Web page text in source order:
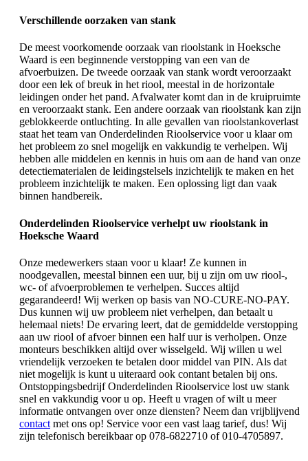
Verschillende oorzaken van stank
De meest voorkomende oorzaak van rioolstank in Hoeksche
Waard is een beginnende verstopping van een van de
afvoerbuizen. De tweede oorzaak van stank wordt veroorzaakt
door een lek of breuk in het riool, meestal in de horizontale
leidingen onder het pand. Afvalwater komt dan in de kruipruimte
en veroorzaakt stank. Een andere oorzaak van rioolstank kan zijn
geblokkeerde ontluchting. In alle gevallen van rioolstankoverlast
staat het team van Onderdelinden Rioolservice voor u klaar om
het probleem zo snel mogelijk en vakkundig te verhelpen. Wij
hebben alle middelen en kennis in huis om aan de hand van onze
detectiematerialen de leidingstelsels inzichtelijk te maken en het
probleem inzichtelijk te maken. Een oplossing ligt dan vaak
binnen handbereik.
Onderdelinden Rioolservice verhelpt uw rioolstank in
Hoeksche Waard
Onze medewerkers staan voor u klaar! Ze kunnen in
noodgevallen, meestal binnen een uur, bij u zijn om uw riool-,
wc- of afvoerproblemen te verhelpen. Succes altijd
gegarandeerd! Wij werken op basis van NO-CURE-NO-PAY.
Dus kunnen wij uw probleem niet verhelpen, dan betaalt u
helemaal niets! De ervaring leert, dat de gemiddelde verstopping
aan uw riool of afvoer binnen een half uur is verholpen. Onze
monteurs beschikken altijd over wisselgeld. Wij willen u wel
vriendelijk verzoeken te betalen door middel van PIN. Als dat
niet mogelijk is kunt u uiteraard ook contant betalen bij ons.
Ontstoppingsbedrijf Onderdelinden Rioolservice lost uw stank
snel en vakkundig voor u op. Heeft u vragen of wilt u meer
informatie ontvangen over onze diensten? Neem dan vrijblijvend
contact met ons op! Service voor een vast laag tarief, dus! Wij
zijn telefonisch bereikbaar op 078-6822710 of 010-4705897.